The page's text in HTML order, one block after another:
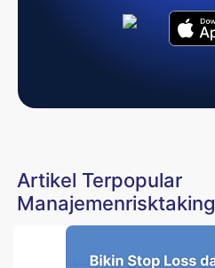
Artikel Terpopular
Manajemenrisktaking